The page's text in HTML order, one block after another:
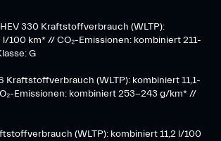
330 Kraftstoffverbrauch (WLTP):
100 km* // CO₂-Emissionen: kombiniert 211-
G
Kraftstoffverbrauch (WLTP): kombiniert 11,1-
Emissionen: kombiniert 253-243 g/km* //
(WLTP): kombiniert 11,2 l/100